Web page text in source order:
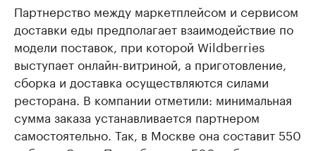
Партнерство между маркетплейсом и сервисом
доставки еды предполагает взаимодействие по
модели поставок, при которой Wildberries
выступает онлайн-витриной, а приготовление,
сборка и доставка осуществляются силами
ресторана. В компании отметили: минимальная
сумма заказа устанавливается партнером
самостоятельно. Так, в Москве она составит 550